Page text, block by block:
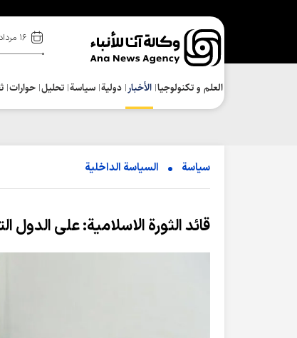
۱۶ مرداد ۱۴۰۵
العلم و تکنولوجیا الأخبار دولية سياسة تحلیل حوارات
سياسة السیاسة الداخلیة
قائد الثورة الاسلامية: على